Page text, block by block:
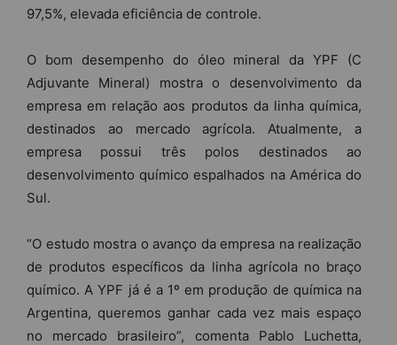
97,5%, elevada eficiência de controle.
O bom desempenho do óleo mineral da YPF (C
Adjuvante Mineral) mostra o desenvolvimento da
empresa em relação aos produtos da linha química,
destinados ao mercado agrícola. Atualmente, a
empresa possui três polos destinados ao
desenvolvimento químico espalhados na América do
Sul.
“O estudo mostra o avanço da empresa na realização
de produtos específicos da linha agrícola no braço
químico. A YPF já é a 1º em produção de química na
Argentina, queremos ganhar cada vez mais espaço
no mercado brasileiro”, comenta Pablo Luchetta,